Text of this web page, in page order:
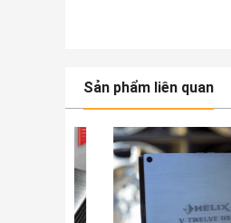
Sản phẩm liên quan